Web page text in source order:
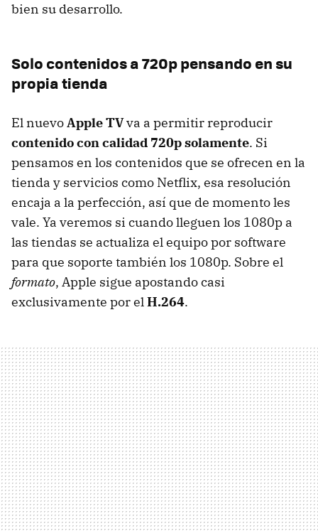
bien su desarrollo.
Solo contenidos a 720p pensando en su
propia tienda
El nuevoApple TVva a permitir reproducir
contenido con calidad 720p solamente. Si
pensamos en los contenidos que se ofrecen en la
tienda y servicios como Netflix, esa resolución
encaja a la perfección, así que de momento les
vale. Ya veremos si cuando lleguen los 1080p a
las tiendas se actualiza el equipo por software
para que soporte también los 1080p. Sobre el
formato, Apple sigue apostando casi
exclusivamente por elH.264.